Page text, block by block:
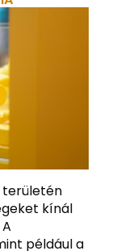
területén
kínál
például a